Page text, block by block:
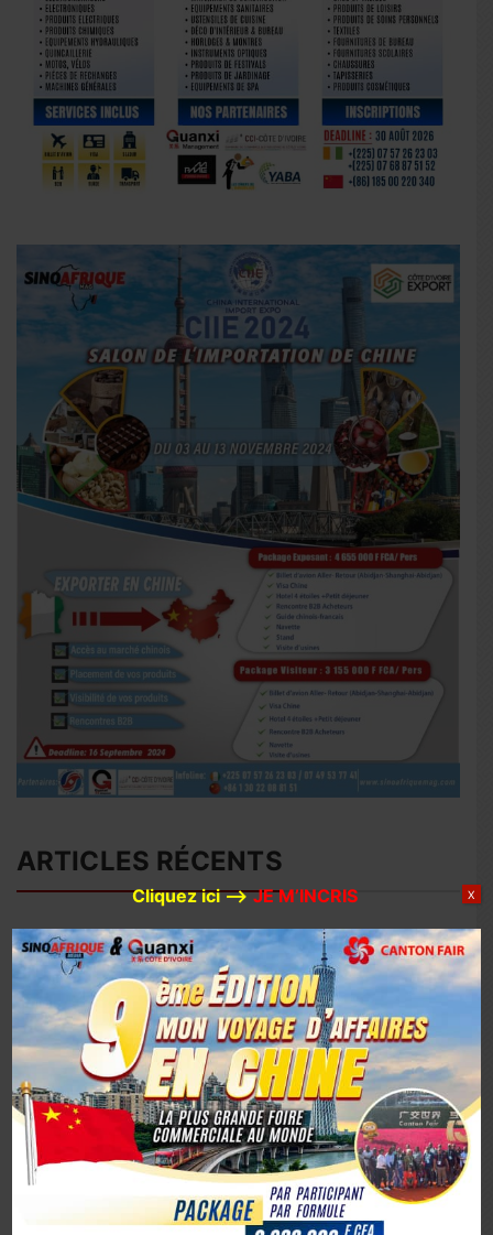
ARTICLES RÉCENTS
Avec 780 millions de dollars d’investissements prévus en
2026, Huaxin Gold accélère son expansion minière entre
Afrique et Asie
Coopération sino-ivoirienne : inauguration officielle du
siège du centre d’affaires YUE AFRICA BUSINESS ALLIANCE
(YABA) à Guangzhou
Coopération Sino-Ivoirienne : S.E.M. Abou Dosso nommé
Ambassadeur de la Côte d’Ivoire en Chine, un tournant
diplomatique
1er octobre 2025, la Chine marque son 76e anniversaire
Cliquez ici –> JE M’INCRIS X